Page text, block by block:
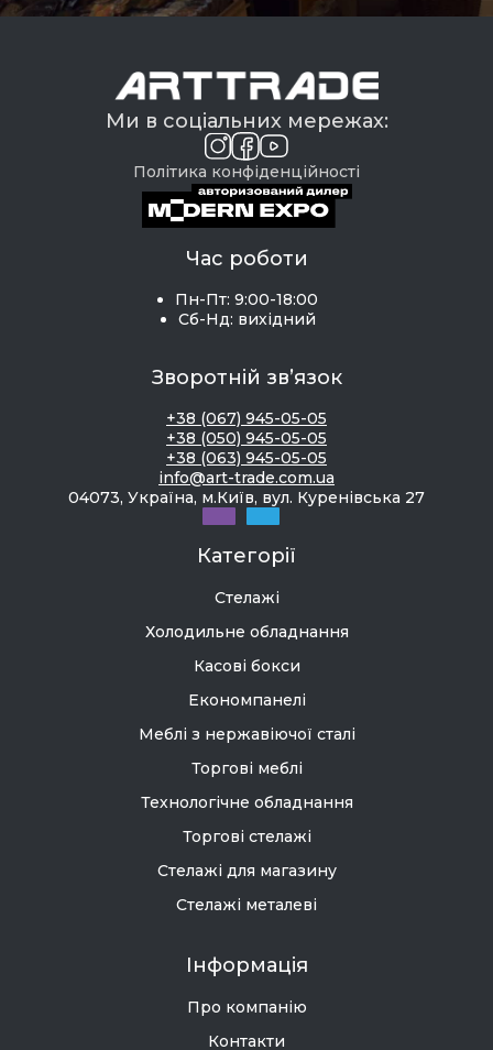
Ми в соціальних мережах:
Політика конфіденційності
Час роботи
Пн-Пт: 9:00-18:00
Сб-Нд: вихідний
Зворотній зв’язок
+38 (067) 945-05-05
+38 (050) 945-05-05
+38 (063) 945-05-05
info@art-trade.com.ua
04073, Україна, м.Київ, вул. Куренівська 27
Категорії
Стелажі
Холодильне обладнання
Касові бокси
Економпанелі
Меблі з нержавіючої сталі
Торгові меблі
Технологічне обладнання
Торгові стелажі
Стелажі для магазину
Стелажі металеві
Інформація
Про компанію
Контакти